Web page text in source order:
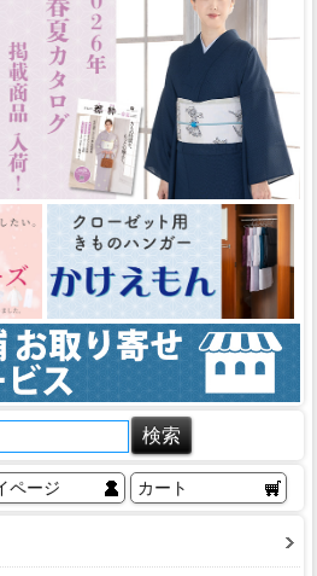
ページ カート